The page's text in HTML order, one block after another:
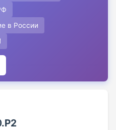
в России